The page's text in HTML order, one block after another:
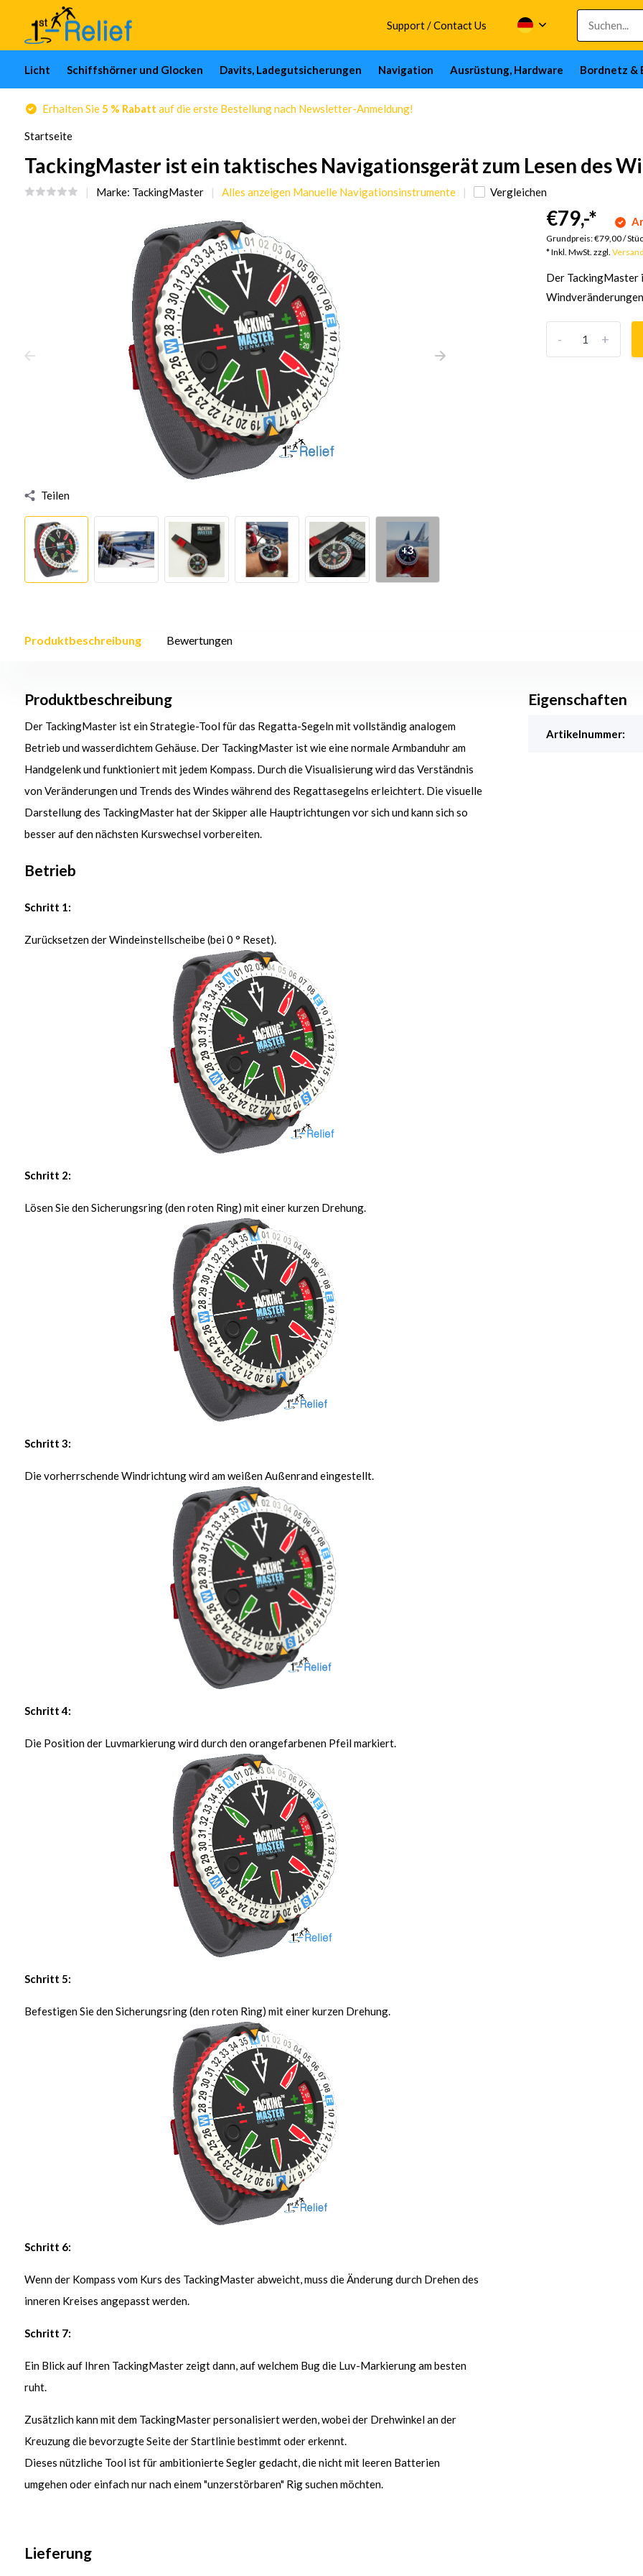
Support / Contact Us
Licht Schiffshörner und Glocken Davits, Ladegutsicherungen Navigation Ausrüstung, Hardware Bordnetz &
Erhalten Sie5 % Rabatt auf die erste Bestellung nach Newsletter-Anmeldung!
Startseite
TackingMaster ist ein taktisches Navigationsgerät zum Lesen des
Marke: TackingMaster Alles anzeigen Manuelle Navigationsinstrumente Vergleichen
Teilen
+3
€79,-*
Grundpreis:€79,00/
* Inkl. MwSt. zzgl.
Der TackingMaster
+
-
Produktbeschreibung Bewertungen
Produktbeschreibung
Der TackingMaster ist ein Strategie-Tool für das Regatta-Segeln mit vollständig analogem
Betrieb und wasserdichtem Gehäuse. Der TackingMaster ist wie eine normale Armbanduhr am
Handgelenk und funktioniert mit jedem Kompass. Durch die Visualisierung wird das Verständnis
von Veränderungen und Trends des Windes während des Regattasegelns erleichtert. Die visuelle
Darstellung des TackingMaster hat der Skipper alle Hauptrichtungen vor sich und kann sich so
besser auf den nächsten Kurswechsel vorbereiten.
Betrieb
Schritt 1:
Zurücksetzen der Windeinstellscheibe (bei 0 ° Reset).
Schritt 2:
Lösen Sie den Sicherungsring (den roten Ring) mit einer kurzen Drehung.
Schritt 3:
Die vorherrschende Windrichtung wird am weißen Außenrand eingestellt.
Schritt 4:
Die Position der Luvmarkierung wird durch den orangefarbenen Pfeil markiert.
Schritt 5:
Befestigen Sie den Sicherungsring (den roten Ring) mit einer kurzen Drehung.
Schritt 6:
Wenn der Kompass vom Kurs des TackingMaster abweicht, muss die Änderung durch Drehen des
inneren Kreises angepasst werden.
Schritt 7:
Ein Blick auf Ihren TackingMaster zeigt dann, auf welchem Bug die Luv-Markierung am besten
ruht.
Zusätzlich kann mit dem TackingMaster personalisiert werden, wobei der Drehwinkel an der
Kreuzung die bevorzugte Seite der Startlinie bestimmt oder erkennt.
Dieses nützliche Tool ist für ambitionierte Segler gedacht, die nicht mit leeren Batterien
umgehen oder einfach nur nach einem "unzerstörbaren" Rig suchen möchten.
Lieferung
Eigenschaften
Artikelnummer: